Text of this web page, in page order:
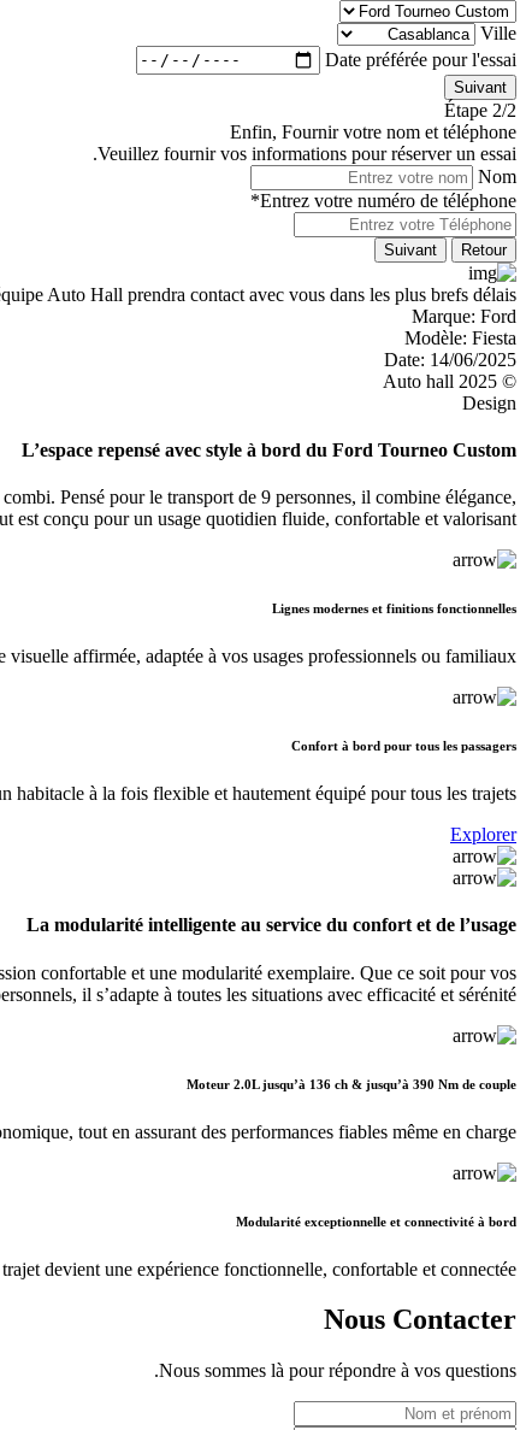
Ville
Date préférée pour l'essai
Suivant
Étape 2/2
Enfin, Fournir votre nom et téléphone
Veuillez fournir vos informations pour réserver un essai.
Nom
Entrez votre numéro de téléphone*
Retour
Suivant
Auto Hall prendra contact avec vous dans les plus brefs délais.
Marque: Ford
Modèle: Fiesta
Date: 14/06/2025
© 2025 Auto hall
Design
L’espace repensé avec style à bord du Ford Tourneo Custom
Pensé pour le transport de 9 personnes, il combine élégance,
est conçu pour un usage quotidien fluide, confortable et valorisant.
Lignes modernes et finitions fonctionnelles
affirmée, adaptée à vos usages professionnels ou familiaux.
Confort à bord pour tous les passagers
à la fois flexible et hautement équipé pour tous les trajets.
Explorer
La modularité intelligente au service du confort et de l’usage
confortable et une modularité exemplaire. Que ce soit pour vos
il s’adapte à toutes les situations avec efficacité et sérénité.
Moteur 2.0L jusqu’à 136 ch & jusqu’à 390 Nm de couple
tout en assurant des performances fiables même en charge.
Modularité exceptionnelle et connectivité à bord
devient une expérience fonctionnelle, confortable et connectée.
Nous Contacter
Nous sommes là pour répondre à vos questions.